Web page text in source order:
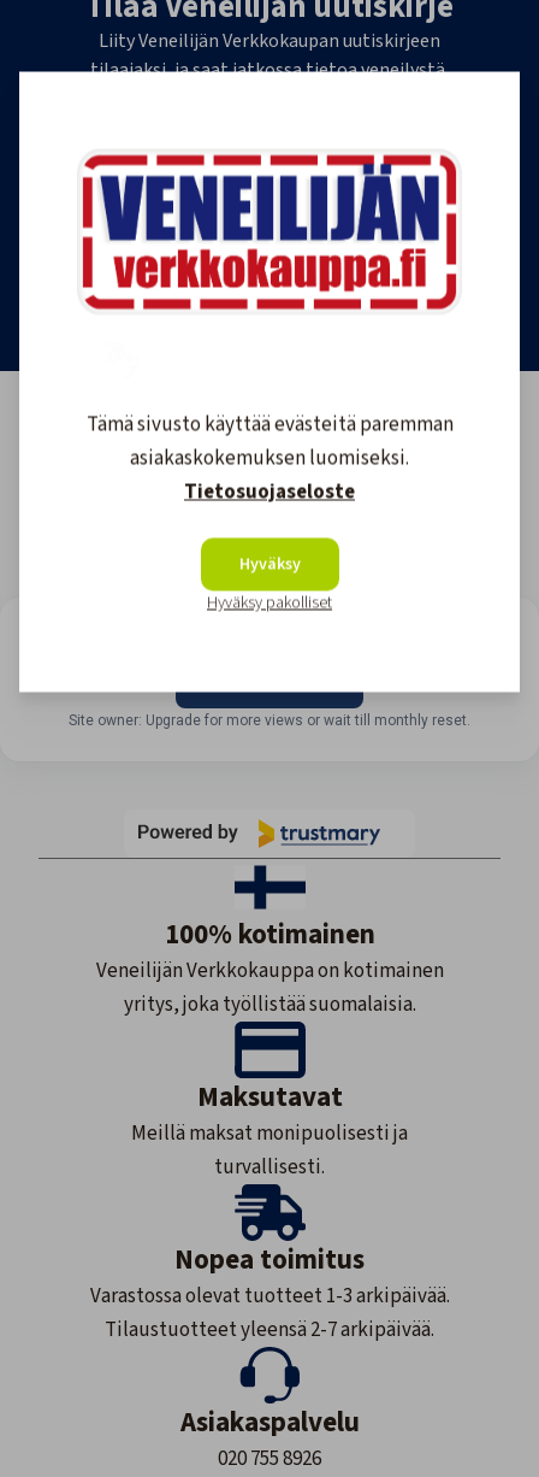
Liity Veneilijän Verkkokaupan uutiskirjeen
tilaajaksi, ja saat jatkossa tietoa veneilystä,
uutiskirjettä kuukaudessa. Voit perua uutiskirjeen
tilauksen milloin tahansa.
Tilaa uutiskirje
Site owner: Upgrade for more views or wait till monthly reset.
100% kotimainen
Veneilijän Verkkokauppa on kotimainen
yritys, joka työllistää suomalaisia.
Maksutavat
Meillä maksat monipuolisesti ja
turvallisesti.
Nopea toimitus
Varastossa olevat tuotteet 1-3 arkipäivää.
Tilaustuotteet yleensä 2-7 arkipäivää.
Asiakaspalvelu
020 755 8926
Tämä sivusto käyttää evästeitä paremman
asiakaskokemuksen luomiseksi.
Tietosuojaseloste
Hyväksy
Hyväksy pakolliset